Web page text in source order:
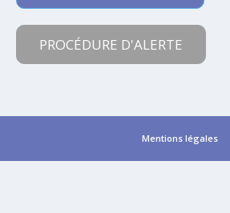
PROCÉDURE D'ALERTE
Mentions légales